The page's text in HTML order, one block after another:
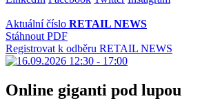
Aktuální číslo RETAIL NEWS
Stáhnout PDF
Registrovat k odběru RETAIL NEWS
Online giganti pod lupou